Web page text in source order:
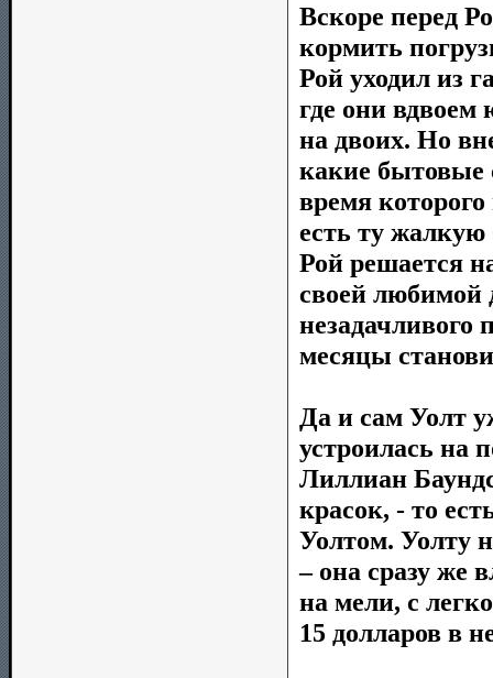
Вскоре перед
кормить
Рой уходил из
где они
на двоих. Но
какие бытовые
время
есть ту жалкую
Рой решается
своей любимой
незадачливого
месяцы
Да и сам Уолт
устроилась на
Лиллиан
красок, - то
Уолтом. Уолту
– она сразу же
на мели, с
15 долларов в